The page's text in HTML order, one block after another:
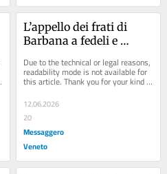
L’appello dei frati di
Barbana a fedeli e
vostri rifiuti»
Due to the technical or legal reasons,
readability mode is not available for
this article. Thank you for your kind
12.06.2026
20
Messaggero
Veneto